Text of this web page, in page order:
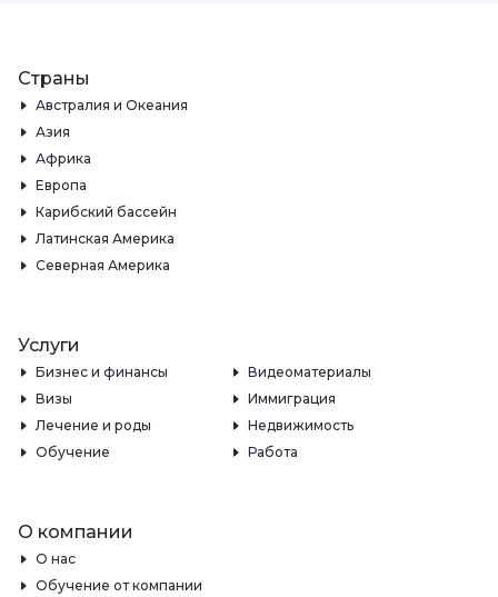
Страны
Австралия и Океания
Азия
Африка
Европа
Карибский бассейн
Латинская Америка
Северная Америка
Услуги
Бизнес и финансы
Видеоматериалы
Визы
Иммиграция
Лечение и роды
Недвижимость
Обучение
Работа
О компании
О нас
Обучение от компании